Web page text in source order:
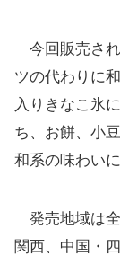
今回販売され
ツの代わりに
入りきなこ氷
ち、お餅、小
和系の味わい
発売地域は全
関西、中国・